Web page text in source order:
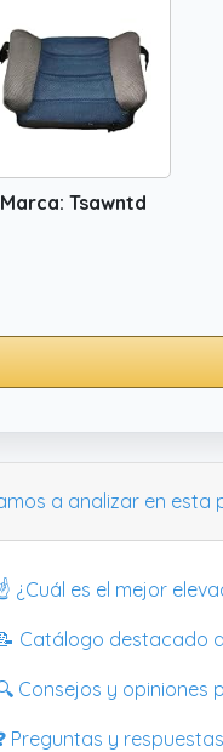
Marca: Tsawntd
a analizar en esta
¿Cuál es el mejor
Catálogo destacado
Consejos y
Preguntas y